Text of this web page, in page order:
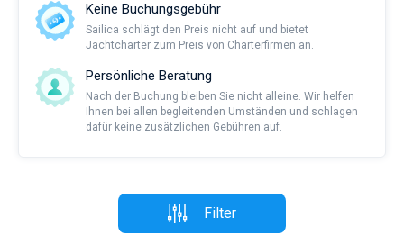
Keine Buchungsgebühr
Sailica schlägt den Preis nicht auf und bietet
Jachtcharter zum Preis von Charterfirmen an.
Persönliche Beratung
Nach der Buchung bleiben Sie nicht alleine. Wir helfen
Ihnen bei allen begleitenden Umständen und schlagen
dafür keine zusätzlichen Gebühren auf.
Filter